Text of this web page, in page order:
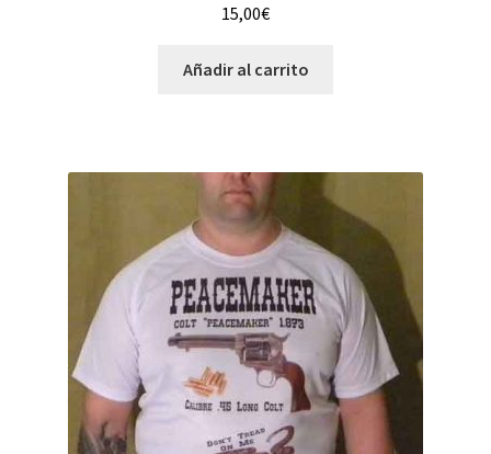
15,00€
Añadir al carrito